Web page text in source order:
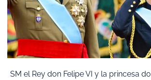
SM el Rey don Felipe VI y la princesa